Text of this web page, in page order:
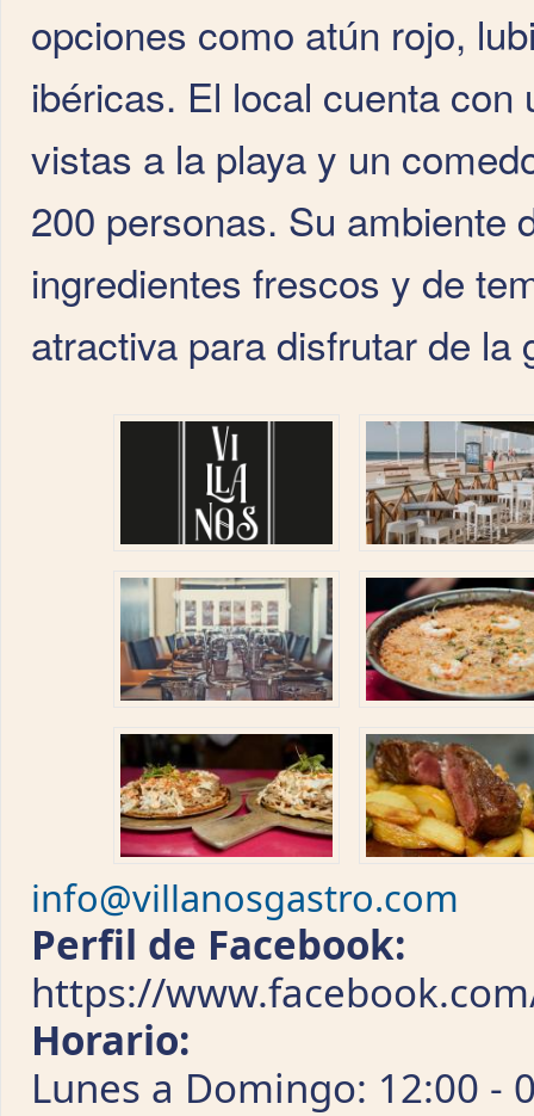
opciones como atún rojo,
ibéricas. El local cuenta
vistas a la playa y un
200 personas. Su ambiente
ingredientes frescos y de
atractiva para disfrutar de la
info@villanosgastro.com
Perfil de Facebook:
https://
Horario:
Lunes a Domingo: 12:00 -